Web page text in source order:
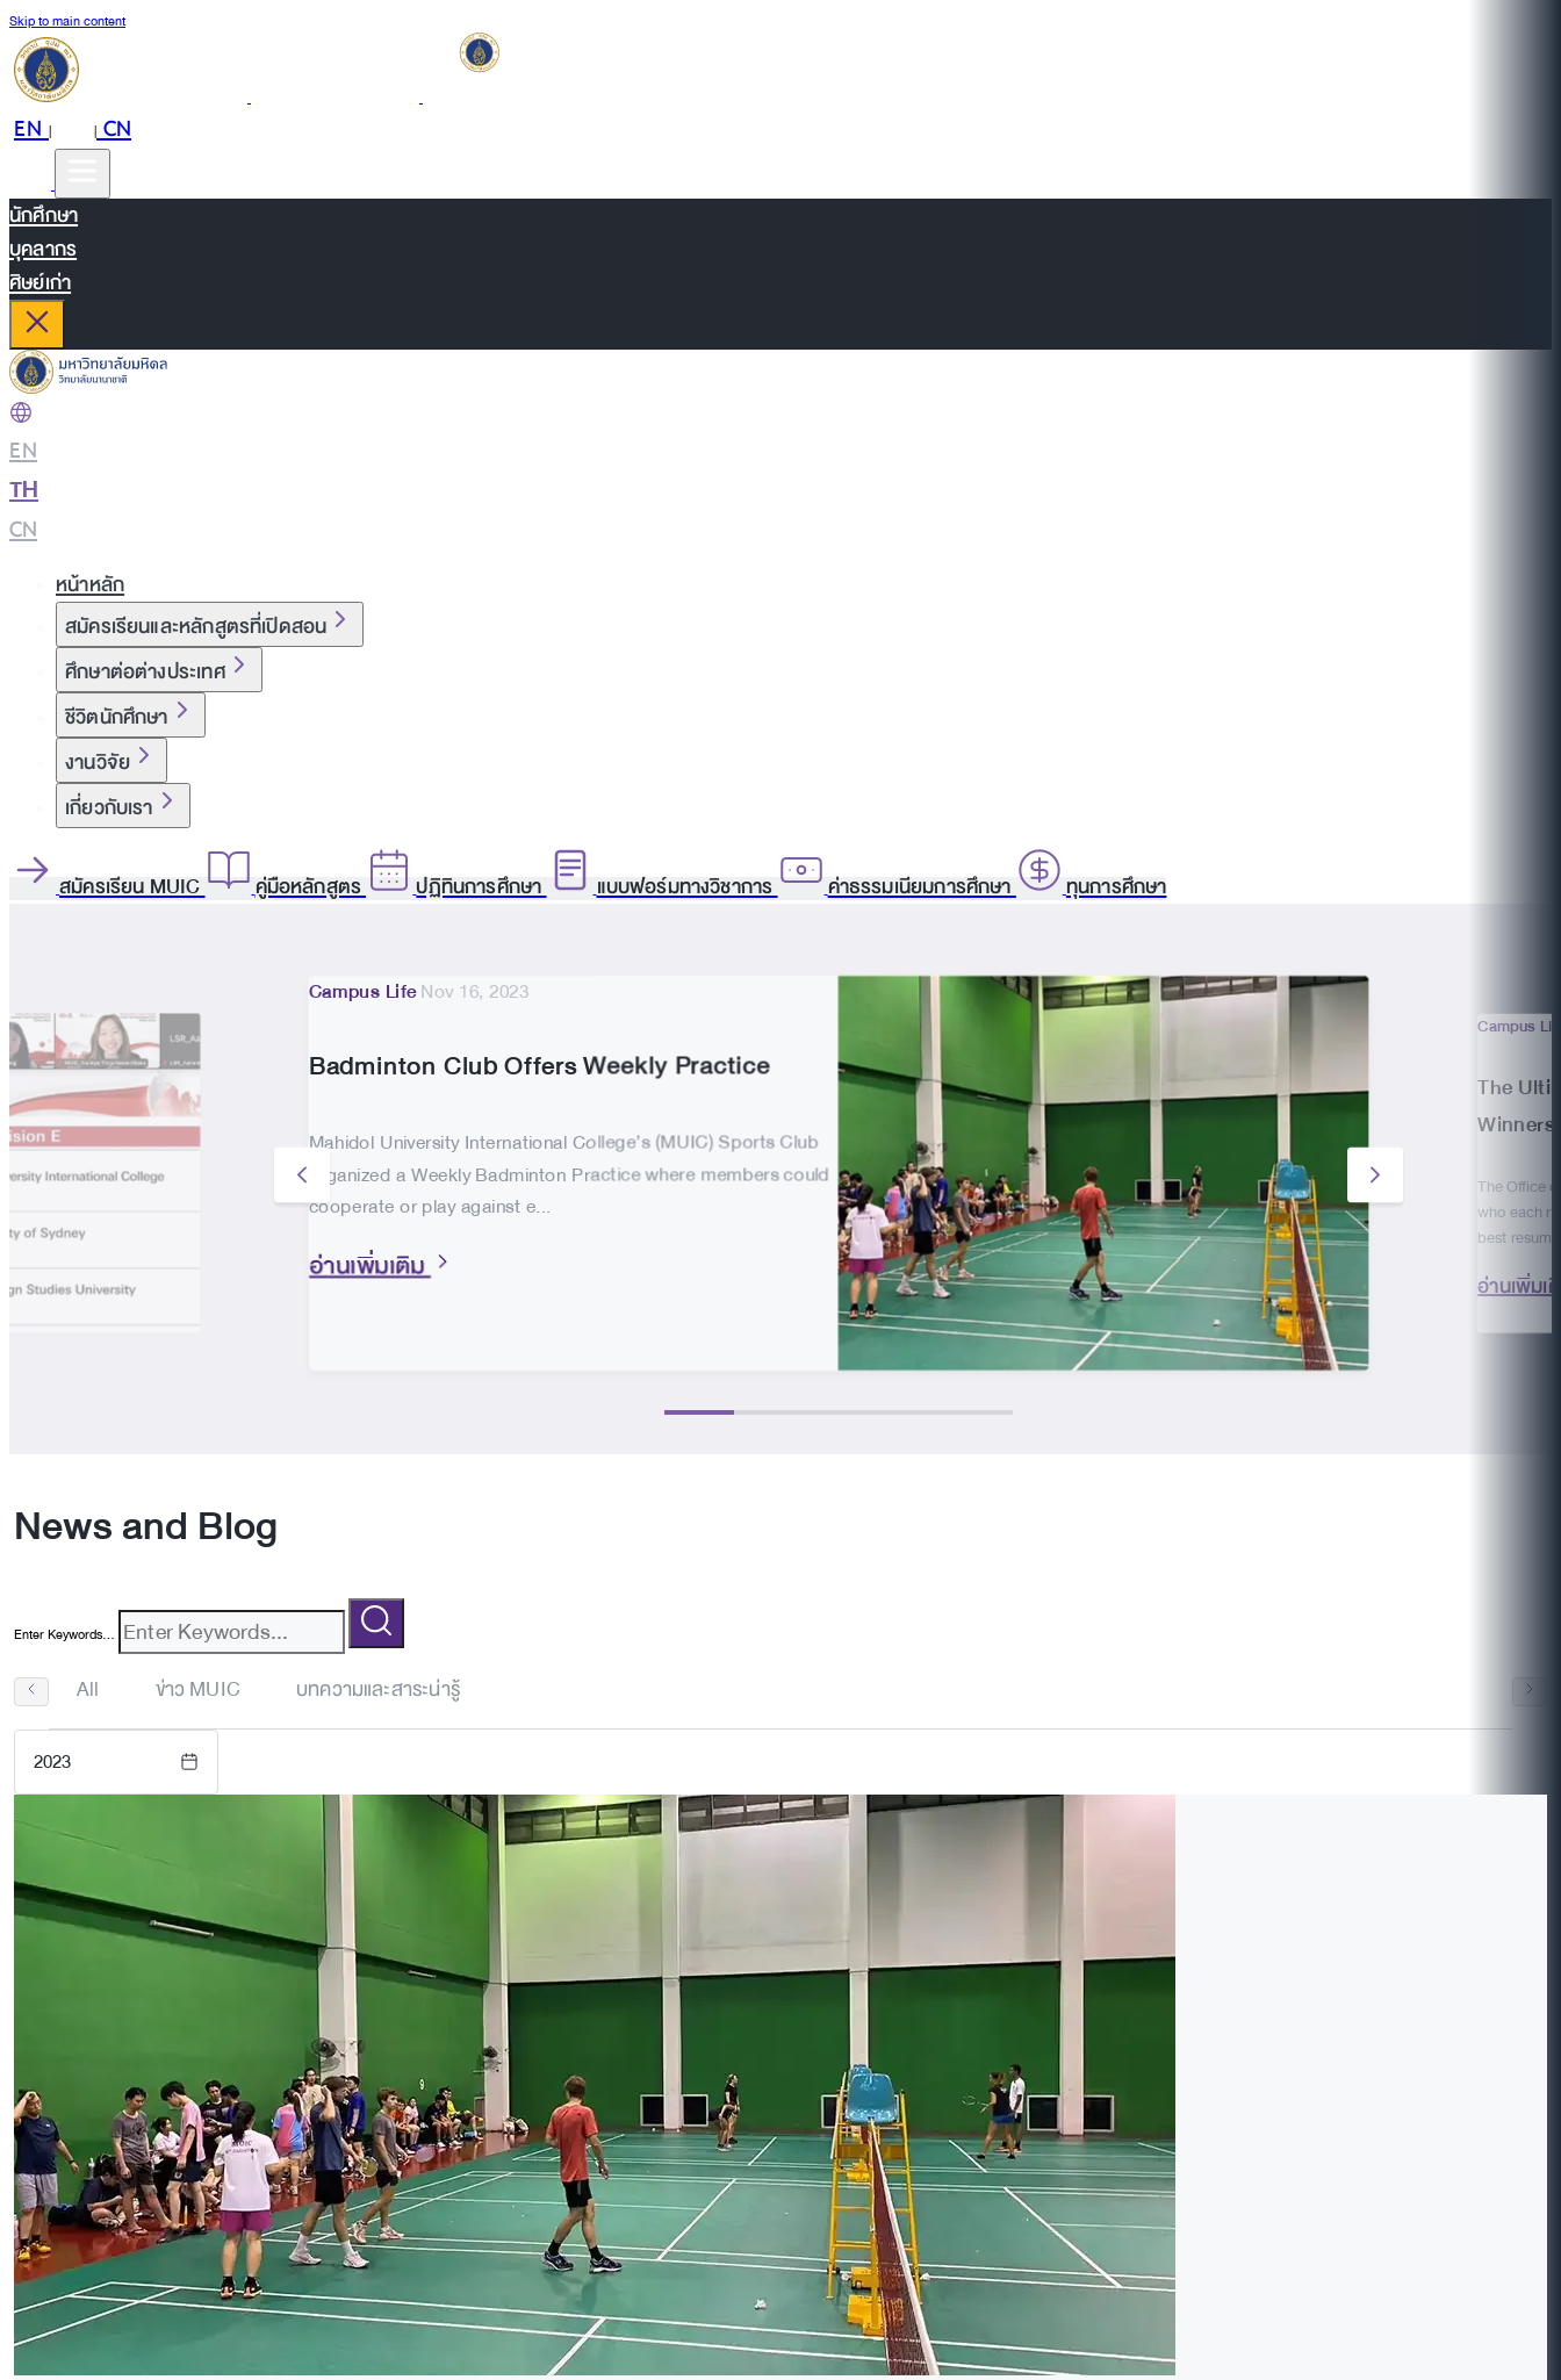
Skip to main content
EN| |CN
นักศึกษา
บุคลากร
ศิษย์เก่า
EN
TH
CN
หน้าหลัก
สมัครเรียนและหลักสูตรที่เปิดสอน
ศึกษาต่อต่างประเทศ
ชีวิตนักศึกษา
งานวิจัย
เกี่ยวกับเรา
สมัครเรียน MUIC คู่มือหลักสูตร ปฏิทินการศึกษา แบบฟอร์มทางวิชาการ ค่าธรรมเนียมการศึกษา ทุนการศึกษา
Campus LifeNov 16, 2023
Badminton Club Offers Weekly Practice
Mahidol University International College’s (MUIC) Sports Club
organized a Weekly Badminton Practice where members could
cooperate or play against e...
อ่านเพิ่มเติม
Campus
The
Winners
The Office
who each
best
อ่านเพิ่มเ
News and Blog
Enter Keywords...
All ข่าว MUIC บทความและสาระน่ารู้
2023